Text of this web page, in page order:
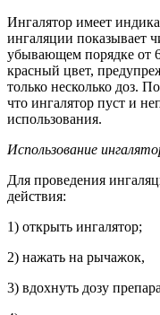
Ингалятор имеет
ингаляции показывает
убывающем порядке от
красный цвет,
только несколько доз.
что ингалятор пуст и
использования.
Использование
Для проведения
действия:
1) открыть ингалятор;
2) нажать на рычажок,
3) вдохнуть дозу